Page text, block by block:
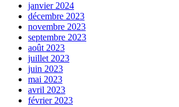
janvier 2024
décembre 2023
novembre 2023
septembre 2023
août 2023
juillet 2023
juin 2023
mai 2023
avril 2023
février 2023